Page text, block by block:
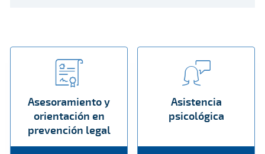
Asesoramiento y
orientación en
prevención legal
Asistencia
psicológica